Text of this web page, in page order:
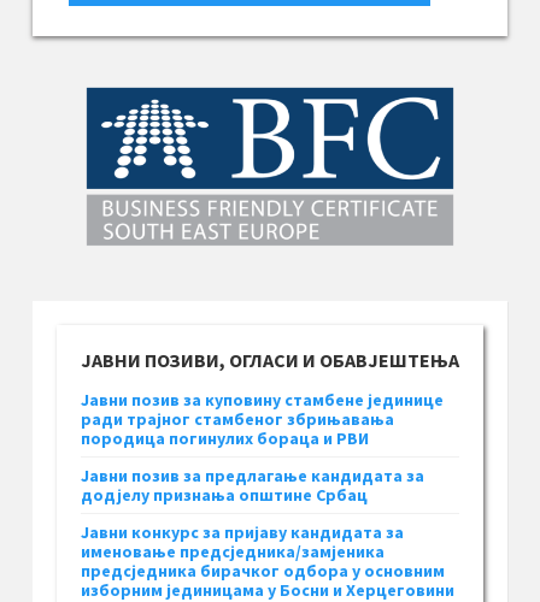
ЈАВНИ ПОЗИВИ, ОГЛАСИ И ОБАВЈЕШТЕЊА
Јавни позив за куповину стамбене јединице
ради трајног стамбеног збрињавања
породица погинулих бораца и РВИ
Јавни позив за предлагање кандидата за
додјелу признања општине Србац
Јавни конкурс за пријаву кандидата за
именовање предсједника/замјеника
предсједника бирачког одбора у основним
изборним јединицама у Босни и Херцеговини